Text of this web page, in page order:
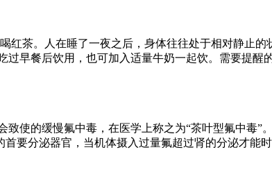
。人在睡了一夜之后，身体往往处于相对静止的
餐后饮用，也可加入适量牛奶一起饮。需要提醒
缓慢氟中毒，在医学上称之为“茶叶型氟中毒”。
要分泌器官，当机体摄入过量氟超过肾的分泌才能